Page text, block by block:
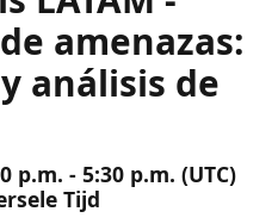
amenazas:
análisis de
p.m. - 5:30 p.m. (UTC)
Tijd